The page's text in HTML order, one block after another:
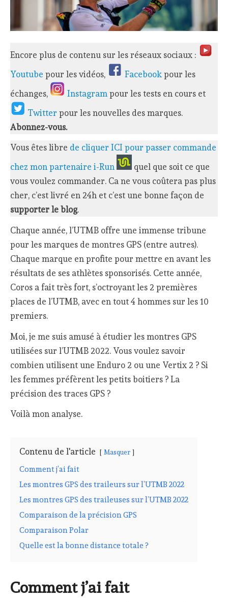
Encore plus de contenu sur les réseaux sociaux :
Youtube pour les vidéos, Facebookpour les
échanges,
Instagrampour les tests en cours et
Twitterpour les nouvelles des marques.
Abonnez-vous.
Vous êtes libre de cliquer ICI pour passer commande
chez mon partenaire i-Run
quel que soit ce que
vous voulez commander. Ca ne vous coûtera pas plus
cher, c’est livré en 24h et c’est une bonne façon de
supporter le blog.
Chaque année, l’UTMB offre une immense tribune
pour les marques de montres GPS (entre autres).
Chaque marque en profite pour mettre en avant les
résultats de ses athlètes sponsorisés. Cette année,
Coros a fait très fort, s’octroyant les 2 premières
places de l’UTMB, avec en tout 4 hommes sur les 10
premiers.
Moi, je me suis amusé à étudier les montres GPS
utilisées sur l’UTMB 2022. Vous voulez savoir
combien utilisent une Enduro 2 ou une Vertix 2 ? Si
les femmes préfèrent les petits boitiers ? La
précision des traces GPS ?
Voilà mon analyse.
Contenu de l'article Masquer
Comment j’ai fait
Les montres GPS des traileurs sur l’UTMB 2022
Les montres GPS des traileuses sur l’UTMB 2022
Comparaison de la précision GPS
Comparaison Polar
Quelle est la bonne distance totale ?
Comment j’ai fait